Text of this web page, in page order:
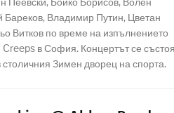
Бареков, Владимир Путин, Цветан
Витков по време на изпълнението
в София. Концертът се състоя
Зимен дворец на спорта.